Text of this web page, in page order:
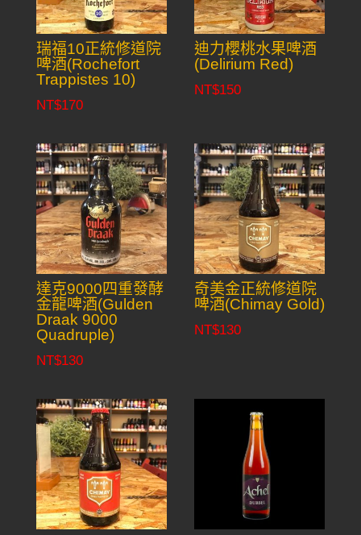
瑞福10正統修道院
啤酒(Rochefort
Trappistes 10)
NT$170
迪力櫻桃水果啤酒
(Delirium Red)
NT$150
達克9000四重發酵
金龍啤酒(Gulden
Draak 9000
Quadruple)
NT$130
奇美金正統修道院
啤酒(Chimay Gold)
NT$130